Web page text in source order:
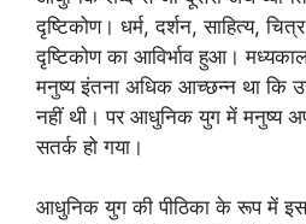
दृष्टिकोण। धर्म, दर्शन, साहित्य,
दृष्टिकोण का आविर्भाव हुआ।
मनुष्य इंतना अधिक आच्छन्न था कि
नहीं थी। पर आधुनिक युग में मनुष्य
सतर्क हो गया।
आधुनिक युग की पीठिका के रूप में